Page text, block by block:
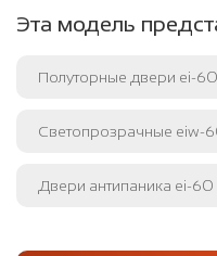
Эта модель
Полуторные двери ei-60
Светопрозрачные eiw-
Двери антипаника ei-60